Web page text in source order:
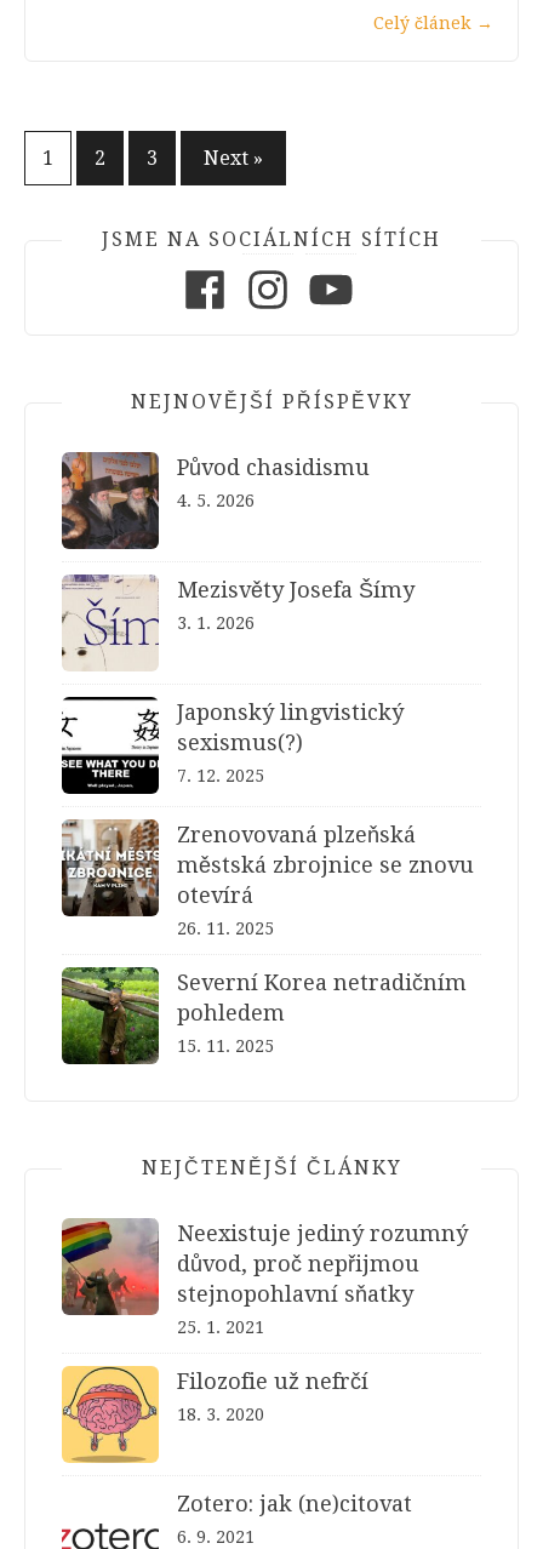
Celý článek →
Stránkování
1 2 3 Next »
JSME NA SOCIÁLNÍCH SÍTÍCH
NEJNOVĚJŠÍ PŘÍSPĚVKY
Původ chasidismu
4. 5. 2026
Mezisvěty Josefa Šímy
3. 1. 2026
Japonský lingvistický
sexismus(?)
7. 12. 2025
Zrenovovaná plzeňská
městská zbrojnice se znovu
otevírá
26. 11. 2025
Severní Korea netradičním
pohledem
15. 11. 2025
NEJČTENĚJŠÍ ČLÁNKY
Neexistuje jediný rozumný
důvod, proč nepřijmou
stejnopohlavní sňatky
25. 1. 2021
Filozofie už nefrčí
18. 3. 2020
Zotero: jak (ne)citovat
6. 9. 2021